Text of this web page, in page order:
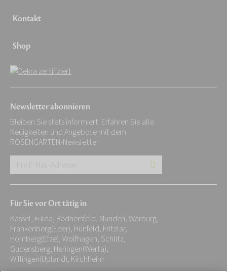
Kontakt
Shop
Newsletter abonnieren
Bleiben Sie stets informiert. Erfahren Sie alle
Neuigkeiten und Angebote mit dem
ROSENGARTEN-Newsletter.
E-
Adresse:
*
Für Sie vor Ort tätig in
Kassel, Fulda, Badhersfeld, Münden, Warburg,
Frankenberg(Eder), Hünfeld, Fritzlar,
Homberg(Efze), Wolfhagen, Schlitz,
Gudensberg, Heringen(Werta),
Willingen(Upland), Kirchheim